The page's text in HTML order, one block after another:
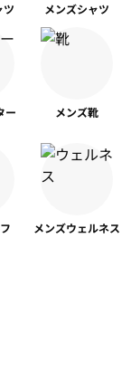
ツ メンズシャツ
ー メンズ靴
メンズウェルネス